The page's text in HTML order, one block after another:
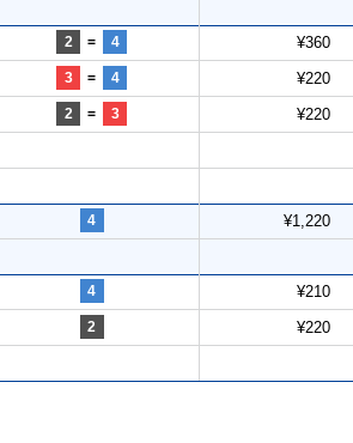
2 = 4 ¥360
3 = 4 ¥220
2 = 3 ¥220
4 ¥1,220
4 ¥210
2 ¥220